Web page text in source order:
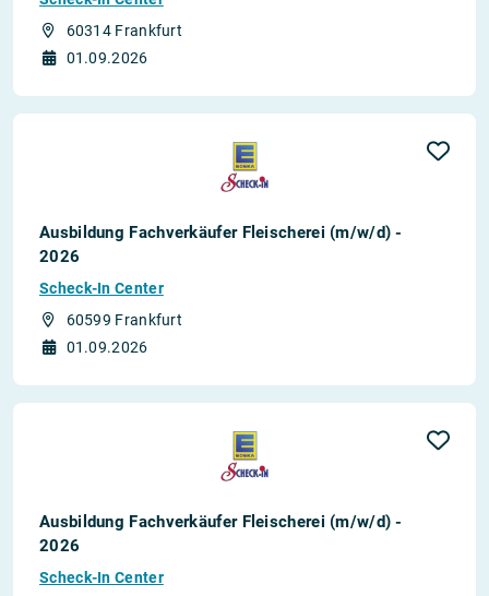
60314 Frankfurt
01.09.2026
Ausbildung Fachverkäufer Fleischerei (m/w/d) -
2026
Scheck-In Center
60599 Frankfurt
01.09.2026
Ausbildung Fachverkäufer Fleischerei (m/w/d) -
2026
Scheck-In Center